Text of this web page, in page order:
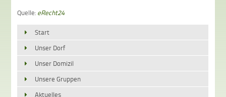
Quelle: eRecht24
Start
Unser Dorf
Unser Domizil
Unsere Gruppen
Aktuelles